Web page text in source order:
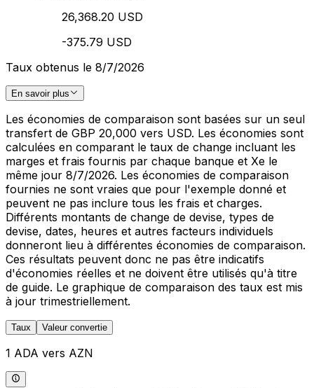
26,368.20 USD
-375.79 USD
Taux obtenus le 8/7/2026
En savoir plus
Les économies de comparaison sont basées sur un seul
transfert de GBP 20,000 vers USD. Les économies sont
calculées en comparant le taux de change incluant les
marges et frais fournis par chaque banque et Xe le
même jour 8/7/2026. Les économies de comparaison
fournies ne sont vraies que pour l'exemple donné et
peuvent ne pas inclure tous les frais et charges.
Différents montants de change de devise, types de
devise, dates, heures et autres facteurs individuels
donneront lieu à différentes économies de comparaison.
Ces résultats peuvent donc ne pas être indicatifs
d'économies réelles et ne doivent être utilisés qu'à titre
de guide. Le graphique de comparaison des taux est mis
à jour trimestriellement.
Taux Valeur convertie
1 ADA vers AZN